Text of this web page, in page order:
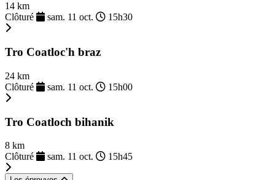
14 km
Clôturé
sam. 11 oct. 15h30
Tro Coatloc'h braz
24 km
Clôturé
sam. 11 oct. 15h00
Tro Coatloch bihanik
8 km
Clôturé
sam. 11 oct. 15h45